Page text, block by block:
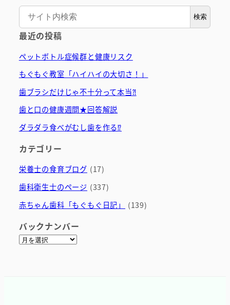
検索
最近の投稿
ペットボトル症候群と健康リスク
もぐもぐ教室「ハイハイの大切さ！」
歯ブラシだけじゃ不十分って本当⁈
歯と口の健康週間★回答解説
ダラダラ食べがむし歯を作る⁉
カテゴリー
栄養士の食育ブログ (17)
歯科衛生士のページ (337)
赤ちゃん歯科「もぐもぐ日記」
(139)
バックナンバー
ア